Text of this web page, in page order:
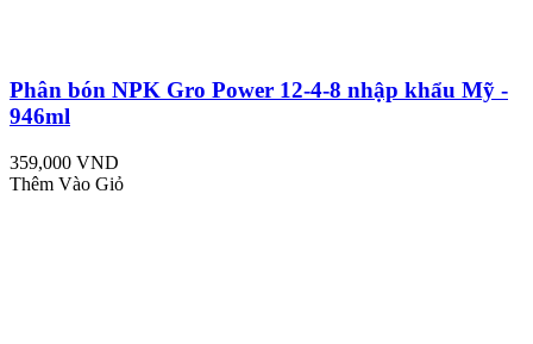
Phân bón NPK Gro Power 12-4-8 nhập khẩu Mỹ -
946ml
359,000 VND
Thêm Vào Giỏ